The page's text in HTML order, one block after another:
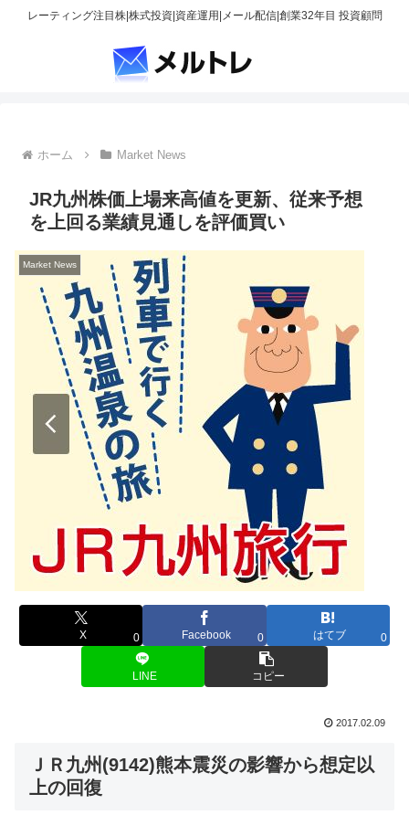
レーティング注目株|株式投資|資産運用|メール配信|創業32年目 投資顧問
ホーム Market News
JR九州株価上場来高値を更新、従来予想
を上回る業績見通しを評価買い
Market News
X 0 Facebook 0 はてブ 0
LINE コピー
2017.02.09
ＪＲ九州(9142)熊本震災の影響から想定以
上の回復